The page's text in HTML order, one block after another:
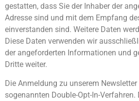
gestatten, dass Sie der Inhaber der
Adresse sind und mit dem Empfang
einverstanden sind. Weitere Daten
Diese Daten verwenden wir
der angeforderten Informationen und
Dritte weiter.
Die Anmeldung zu unserem
sogenannten Double-Opt-In-Verfahren.